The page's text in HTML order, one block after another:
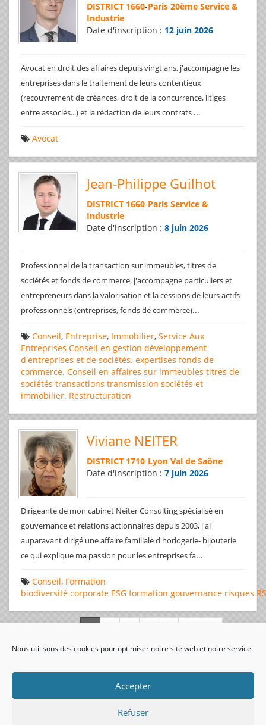
Nous utilisons des cookies pour optimiser notre site web et notre service.
Accepter
Refuser
DISTRICT 1660-Paris 20ème Service &
Industrie
Date d'inscription : 12 juin 2026
Avocat en droit des affaires depuis vingt ans, j'accompagne les
entreprises dans le traitement de leurs contentieux
(recouvrement de créances, droit de la concurrence, litiges
entre associés...) et la rédaction de leurs contrats ...
Avocat
Jean-Philippe Guilhot
DISTRICT 1660-Paris Service &
Industrie
Date d'inscription : 8 juin 2026
Professionnel de la transaction sur immeubles, titres de
sociétés et fonds de commerce, j'accompagne particuliers et
entrepreneurs dans la valorisation et la cessions de leurs actifs
professionnels (entreprises, fonds de commerce)...
Conseil, Entreprise, Immobilier, Service Aux
Entreprises Conseil en gestion développement
d'entreprises et de sociétés. expertises fonds de
commerce. Conseil en affaires sur immeubles titres de
sociétés transactions transmission sociétés et
immobilier. Restructuration
Viviane NEITER
DISTRICT 1710-Lyon Val de Saône
Date d'inscription : 7 juin 2026
Dirigeante de mon cabinet Neiter Consulting spécialisé en
gouvernance et relations actionnaires depuis 2003, j'ai
auparavant dirigé une affaire familiale d'horlogerie- bijouterie
ce qui explique ma passion pour les entreprises fa...
Conseil, Formation
biodiversité corporate ESG formation gouvernance risques
visiteurs uniques: